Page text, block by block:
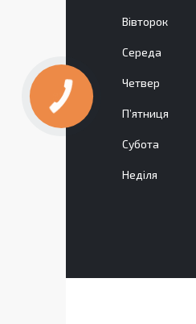
Вівторок
Середа
Четвер
Пʼятниця
Субота
Неділя